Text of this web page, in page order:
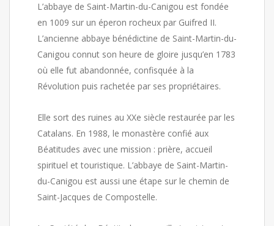
L’abbaye de Saint-Martin-du-Canigou est fondée
en 1009 sur un éperon rocheux par Guifred II.
L’ancienne abbaye bénédictine de Saint-Martin-du-
Canigou connut son heure de gloire jusqu’en 1783
où elle fut abandonnée, confisquée à la
Révolution puis rachetée par ses propriétaires.
Elle sort des ruines au XXe siècle restaurée par les
Catalans. En 1988, le monastère confié aux
Béatitudes avec une mission : prière, accueil
spirituel et touristique. L’abbaye de Saint-Martin-
du-Canigou est aussi une étape sur le chemin de
Saint-Jacques de Compostelle.